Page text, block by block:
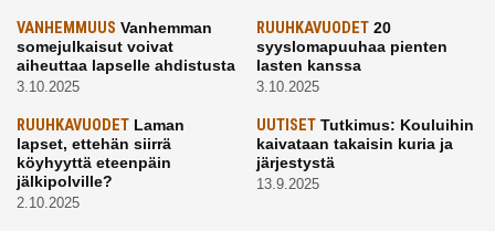
VANHEMMUUS Vanhemman
somejulkaisut voivat
aiheuttaa lapselle ahdistusta
3.10.2025
RUUHKAVUODET20
syyslomapuuhaa pienten
lasten kanssa
3.10.2025
RUUHKAVUODET Laman
lapset, ettehän siirrä
köyhyyttä eteenpäin
jälkipolville?
2.10.2025
UUTISETTutkimus: Kouluihin
kaivataan takaisin kuria ja
järjestystä
13.9.2025